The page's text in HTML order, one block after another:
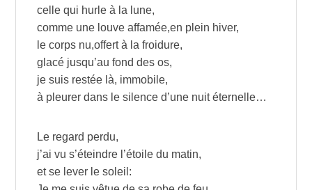
celle qui hurle à la lune,
comme une louve affamée,en plein hiver,
le corps nu,offert à la froidure,
glacé jusqu’au fond des os,
je suis restée là, immobile,
à pleurer dans le silence d’une nuit éternelle…
Le regard perdu,
j’ai vu s’éteindre l’étoile du matin,
et se lever le soleil: